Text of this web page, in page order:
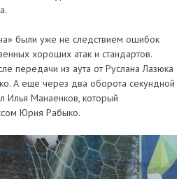
были уже не следствием ошибок
хороших атак и стандартов.
передачи из аута от Руслана Лазюка
А еще через два оборота секундной
Илья Манаенков, который
Юрия Рабыко.